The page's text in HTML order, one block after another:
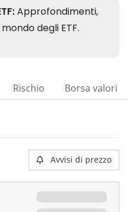
Rischio Borsa valori
Avvisi di prezzo